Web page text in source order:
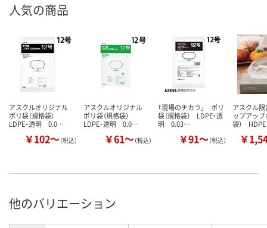
人気の商品
アスクルオリジナル
ポリ袋（規格袋）
LDPE・透明 0.0…
￥102～（税込）
アスクルオリジナル
ポリ袋（規格袋）
LDPE・透明 0.0…
￥61～（税込）
「現場のチカラ」 ポリ
袋（規格袋） LDPE・透
明 0.03…
￥91～（税込）
アスクル
ップアップ
袋）
￥
他のバリエーション